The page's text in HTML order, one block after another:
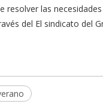
las
del El sindicato